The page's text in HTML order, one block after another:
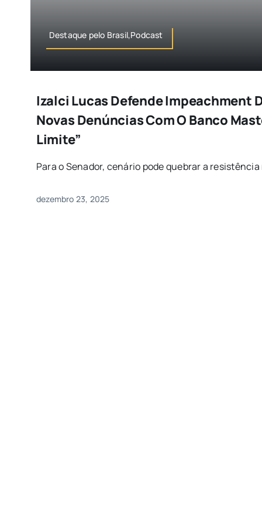
Destaque pelo Brasil,Podcast
Izalci Lucas Defende Impeachment
Novas Denúncias Com O Banco
Limite”
Para o Senador, cenário pode quebrar a
dezembro 23, 2025